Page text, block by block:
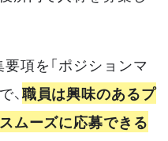
項を「ポジションマ
、職員は興味のあるプ
ムーズに応募できる